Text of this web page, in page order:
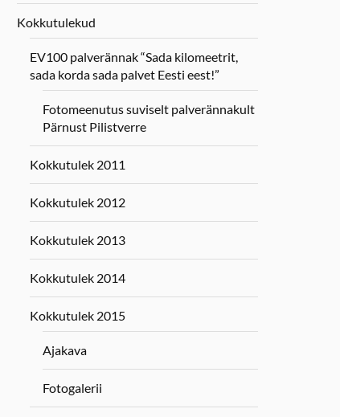
Kokkutulekud
EV100 palverännak “Sada kilomeetrit,
sada korda sada palvet Eesti eest!”
Fotomeenutus suviselt palverännakult
Pärnust Pilistverre
Kokkutulek 2011
Kokkutulek 2012
Kokkutulek 2013
Kokkutulek 2014
Kokkutulek 2015
Ajakava
Fotogalerii